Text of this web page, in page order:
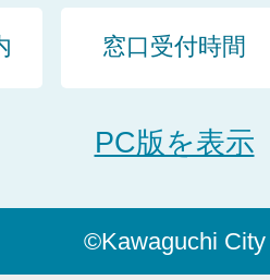
窓口受付時間
PC版を表示
©Kawaguchi City